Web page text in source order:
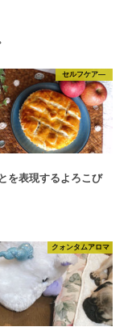
セルフケア―
を表現するよろこび
クォンタムアロマ